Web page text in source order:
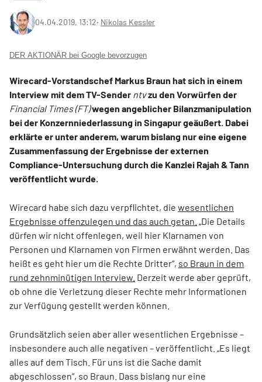
04.04.2019, 13:12‧ Nikolas Kessler
DER AKTIONÄR bei Google bevorzugen
Wirecard-Vorstandschef Markus Braun hat sich in einem
Interview mit dem TV-Sender ntvzu den Vorwürfen der
Financial Times (FT)wegen angeblicher Bilanzmanipulation
bei der Konzernniederlassung in Singapur geäußert. Dabei
erklärte er unter anderem, warum bislang nur eine eigene
Zusammenfassung der Ergebnisse der externen
Compliance-Untersuchung durch die Kanzlei Rajah & Tann
veröffentlicht wurde.
Wirecard habe sich dazu verpflichtet, die wesentlichen
Ergebnisse offenzulegen und das auch getan. „Die Details
dürfen wir nicht offenlegen, weil hier Klarnamen von
Personen und Klarnamen von Firmen erwähnt werden. Das
heißt es geht hier um die Rechte Dritter“, so Braun in dem
rund zehnminütigen Interview. Derzeit werde aber geprüft,
ob ohne die Verletzung dieser Rechte mehr Informationen
zur Verfügung gestellt werden können.
Grundsätzlich seien aber aller wesentlichen Ergebnisse –
insbesondere auch alle negativen – veröffentlicht. „Es liegt
alles auf dem Tisch. Für uns ist die Sache damit
abgeschlossen“, so Braun. Dass bislang nur eine